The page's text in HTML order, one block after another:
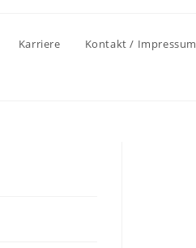
Karriere Kontakt / Impressum